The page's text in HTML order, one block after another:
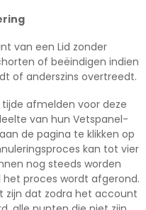
van een Lid zonder
of beëindigen indien
of anderszins overtreedt.
tijde afmelden voor deze
van hun Vetspanel-
de pagina te klikken op
kan tot vier
nog steeds worden
proces wordt afgerond.
zijn dat zodra het account